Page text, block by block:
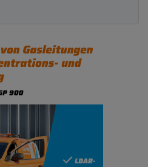
durch innovative
Newsletter mit
PDF Ausgabe der
und Management
AutomationSystems: